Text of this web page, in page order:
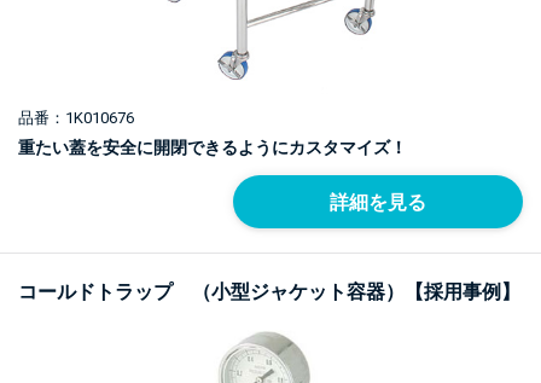
品番：1K010676
重たい蓋を安全に開閉できるようにカスタマイズ！
詳細を見る
コールドトラップ （小型ジャケット容器）【採用事例】